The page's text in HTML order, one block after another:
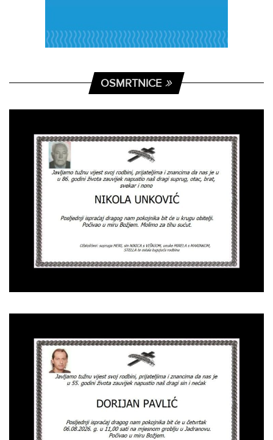
OSMRTNICE